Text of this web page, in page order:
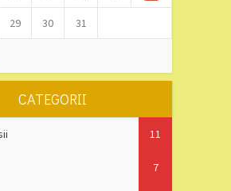
29 30 31
CATEGORII
11
7